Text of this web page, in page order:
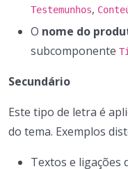
Testemunhos,
O nome do
subcomponente
Secundário
Este tipo de letra é
do tema. Exemplos
Textos e ligações